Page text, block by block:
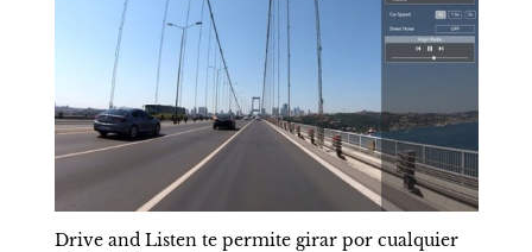
Drive and Listen te permite girar por cualquier